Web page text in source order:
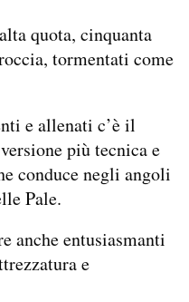
quota, cinquanta
tormentati come
e allenati c’è il
più tecnica e
conduce negli angoli
Pale.
anche entusiasmanti
e